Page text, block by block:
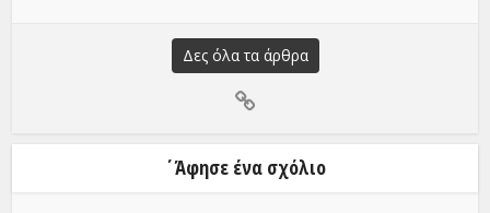
Δες όλα τα άρθρα
΄Άφησε ένα σχόλιο